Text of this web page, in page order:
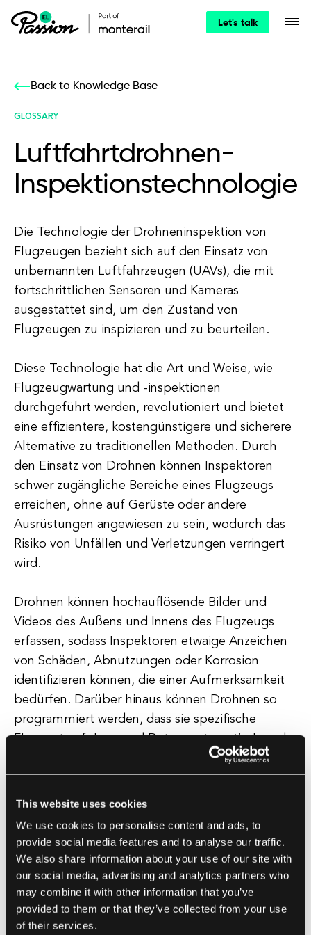
This website uses cookies
We use cookies to personalise content and ads, to
provide social media features and to analyse our traffic.
We also share information about your use of our site with
our social media, advertising and analytics partners who
may combine it with other information that you’ve
provided to them or that they’ve collected from your use
of their services.
Let's talk
Back to Knowledge Base
GLOSSARY
Luftfahrtdrohnen-
Inspektionstechnologie
Die Technologie der Drohneninspektion von
Flugzeugen bezieht sich auf den Einsatz von
unbemannten Luftfahrzeugen (UAVs), die mit
fortschrittlichen Sensoren und Kameras
ausgestattet sind, um den Zustand von
Flugzeugen zu inspizieren und zu beurteilen.
Diese Technologie hat die Art und Weise, wie
Flugzeugwartung und -inspektionen
durchgeführt werden, revolutioniert und bietet
eine effizientere, kostengünstigere und sicherere
Alternative zu traditionellen Methoden. Durch
den Einsatz von Drohnen können Inspektoren
schwer zugängliche Bereiche eines Flugzeugs
erreichen, ohne auf Gerüste oder andere
Ausrüstungen angewiesen zu sein, wodurch das
Risiko von Unfällen und Verletzungen verringert
wird.
Drohnen können hochauflösende Bilder und
Videos des Außens und Innens des Flugzeugs
erfassen, sodass Inspektoren etwaige Anzeichen
von Schäden, Abnutzungen oder Korrosion
identifizieren können, die einer Aufmerksamkeit
bedürfen. Darüber hinaus können Drohnen so
programmiert werden, dass sie spezifische
Flugrouten folgen und Daten systematisch und
konsistent erfassen, um gründliche und genaue
Inspektionen zu gewährleisten.
Software analysiert werden, um detaillierte
Berichte und Empfehlungen für Wartung und
Reparaturen zu erstellen. Insgesamt bietet die
Technologie der Drohneninspektion von
Flugzeugen zahlreiche Vorteile für Betreiber von